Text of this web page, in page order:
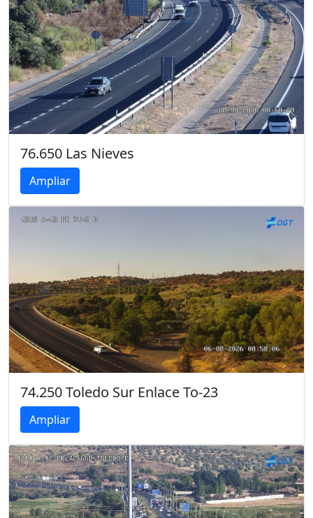
76.650 Las Nieves
Ampliar
74.250 Toledo Sur Enlace To-23
Ampliar